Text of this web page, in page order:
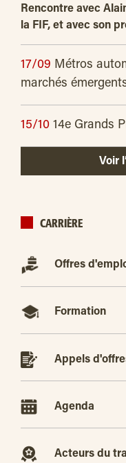
Rencontre avec
la FIF, et avec son
17/09 Métros
marchés
15/10 14e Grands
Voir
CARRIÈRE
Offres
Formation
Appels
Agenda
Acteurs du